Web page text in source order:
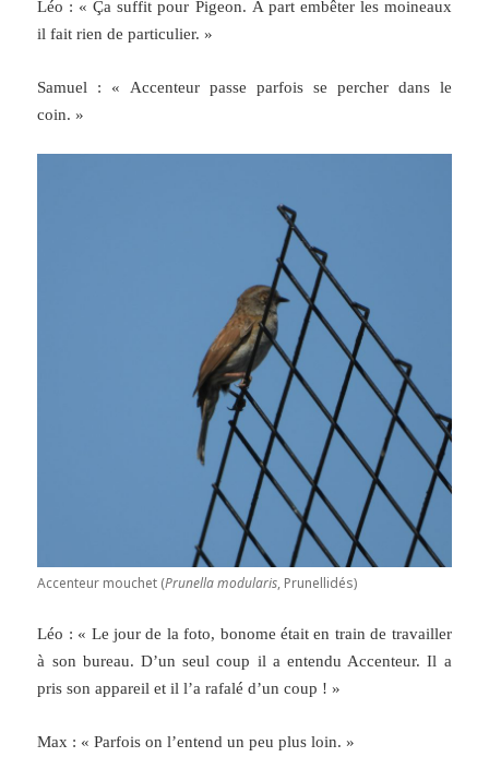
Léo : « Ça suffit pour Pigeon. A part embêter les moineaux
il fait rien de particulier. »
Samuel : « Accenteur passe parfois se percher dans le
coin. »
Accenteur mouchet (Prunella modularis, Prunellidés)
Léo : « Le jour de la foto, bonome était en train de travailler
à son bureau. D’un seul coup il a entendu Accenteur. Il a
pris son appareil et il l’a rafalé d’un coup ! »
Max : « Parfois on l’entend un peu plus loin. »